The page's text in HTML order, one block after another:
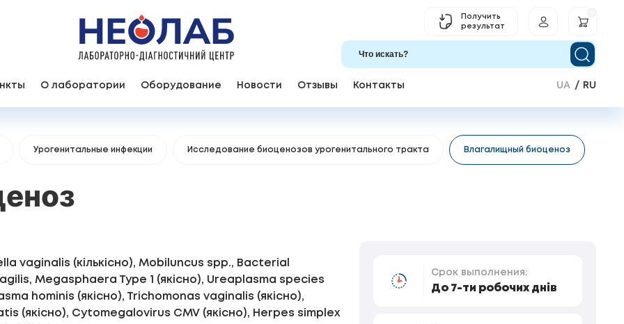
Получить
результат
О лаборатории Оборудование Новости Отзывы Контакты UA RU
Урогенитальные инфекции Исследование биоценозов урогенитального тракта Влагалищный биоценоз
vaginalis (кількісно), Mobiluncus spp., Bacterial
Megasphaera Type 1 (якісно), Ureaplasma species
hominis (якісно), Trichomonas vaginalis (якісно),
(якісно), Cytomegalovirus CMV (якісно), Herpes simplex
Срок выполнения:
До 7-ти робочих днів